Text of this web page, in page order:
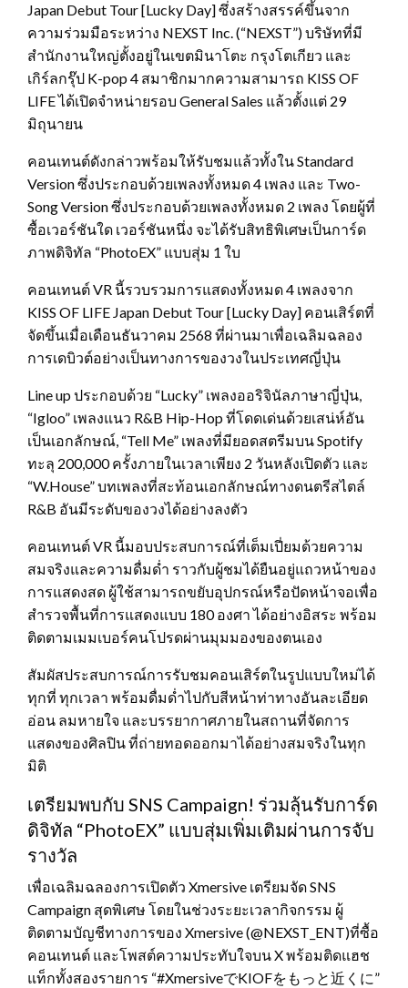
Japan Debut Tour [Lucky Day] ซึ่งสร้างสรรค์ขึ้นจาก
ความร่วมมือระหว่าง NEXST Inc. (“NEXST”) บริษัทที่มี
สำนักงานใหญ่ตั้งอยู่ในเขตมินาโตะ กรุงโตเกียว และ
เกิร์ลกรุ๊ป K-pop 4 สมาชิกมากความสามารถ KISS OF
LIFE ได้เปิดจำหน่ายรอบ General Sales แล้วตั้งแต่ 29
มิถุนายน
คอนเทนต์ดังกล่าวพร้อมให้รับชมแล้วทั้งใน Standard
Version ซึ่งประกอบด้วยเพลงทั้งหมด 4 เพลง และ Two-
Song Version ซึ่งประกอบด้วยเพลงทั้งหมด 2 เพลง โดยผู้ที่
ซื้อเวอร์ชันใด เวอร์ชันหนึ่ง จะได้รับสิทธิพิเศษเป็นการ์ด
ภาพดิจิทัล “PhotoEX” แบบสุ่ม 1 ใบ
คอนเทนต์ VR นี้รวบรวมการแสดงทั้งหมด 4 เพลงจาก
KISS OF LIFE Japan Debut Tour [Lucky Day] คอนเสิร์ตที่
จัดขึ้นเมื่อเดือนธันวาคม 2568 ที่ผ่านมาเพื่อเฉลิมฉลอง
การเดบิวต์อย่างเป็นทางการของวงในประเทศญี่ปุ่น
Line up ประกอบด้วย “Lucky” เพลงออริจินัลภาษาญี่ปุ่น,
“Igloo” เพลงแนว R&B Hip-Hop ที่โดดเด่นด้วยเสน่ห์อัน
เป็นเอกลักษณ์, “Tell Me” เพลงที่มียอดสตรีมบน Spotify
ทะลุ 200,000 ครั้งภายในเวลาเพียง 2 วันหลังเปิดตัว และ
“W.House” บทเพลงที่สะท้อนเอกลักษณ์ทางดนตรีสไตล์
R&B อันมีระดับของวงได้อย่างลงตัว
คอนเทนต์ VR นี้มอบประสบการณ์ที่เต็มเปี่ยมด้วยความ
สมจริงและความดื่มด่ำ ราวกับผู้ชมได้ยืนอยู่แถวหน้าของ
การแสดงสด ผู้ใช้สามารถขยับอุปกรณ์หรือปัดหน้าจอเพื่อ
สำรวจพื้นที่การแสดงแบบ 180 องศา ได้อย่างอิสระ พร้อม
ติดตามเมมเบอร์คนโปรดผ่านมุมมองของตนเอง
สัมผัสประสบการณ์การรับชมคอนเสิร์ตในรูปแบบใหม่ได้
ทุกที่ ทุกเวลา พร้อมดื่มด่ำไปกับสีหน้าท่าทางอันละเอียด
อ่อน ลมหายใจ และบรรยากาศภายในสถานที่จัดการ
แสดงของศิลปิน ที่ถ่ายทอดออกมาได้อย่างสมจริงในทุก
มิติ
เตรียมพบกับ SNS Campaign! ร่วมลุ้นรับการ์ด
ดิจิทัล “PhotoEX” แบบสุ่มเพิ่มเติมผ่านการจับ
รางวัล
เพื่อเฉลิมฉลองการเปิดตัว Xmersive เตรียมจัด SNS
Campaign สุดพิเศษ โดยในช่วงระยะเวลากิจกรรม ผู้
ติดตามบัญชีทางการของ Xmersive (@NEXST_ENT)ที่ซื้อ
คอนเทนต์ และโพสต์ความประทับใจบน X พร้อมติดแฮช
แท็กทั้งสองรายการ “#XmersiveでKIOFをもっと近くに”